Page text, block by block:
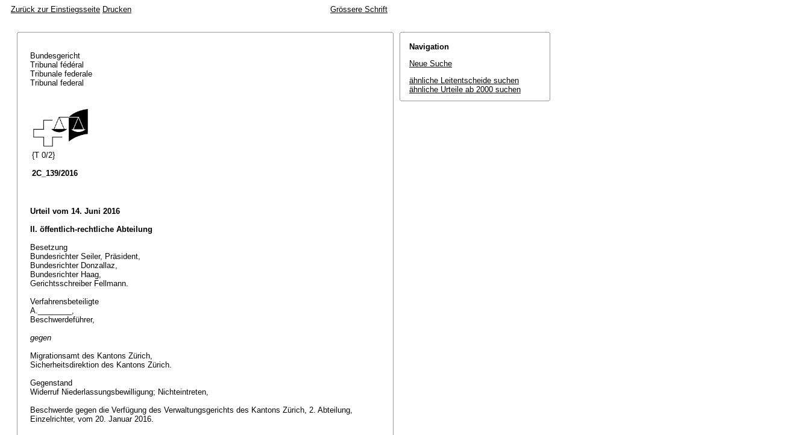
Zurück zur Einstiegsseite Drucken Grössere Schrift
Bundesgericht
Tribunal fédéral
Tribunale federale
Tribunal federal
{T 0/2}
2C_139/2016
Urteil vom 14. Juni 2016
II. öffentlich-rechtliche Abteilung
Besetzung
Bundesrichter Seiler, Präsident,
Bundesrichter Donzallaz,
Bundesrichter Haag,
Gerichtsschreiber Fellmann.
Verfahrensbeteiligte
A.________,
Beschwerdeführer,
gegen
Migrationsamt des Kantons Zürich,
Sicherheitsdirektion des Kantons Zürich.
Gegenstand
Widerruf Niederlassungsbewilligung; Nichteintreten,
Beschwerde gegen die Verfügung des Verwaltungsgerichts des Kantons Zürich, 2. Abteilung,
Einzelrichter, vom 20. Januar 2016.
Navigation
Neue Suche
ähnliche Leitentscheide suchen
ähnliche Urteile ab 2000 suchen